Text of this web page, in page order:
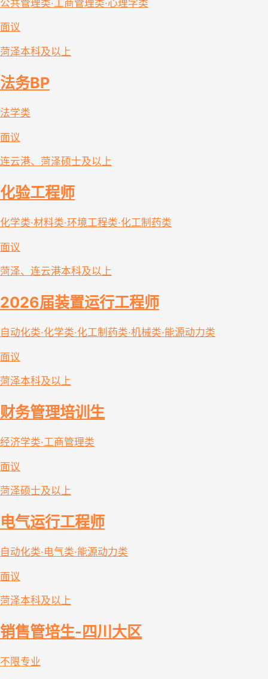
公共管理类·工商管理类·心理学类
面议
菏泽本科及以上
法务BP
法学类
面议
连云港、菏泽硕士及以上
化验工程师
化学类·材料类·环境工程类·化工制药类
面议
菏泽、连云港本科及以上
2026届装置运行工程师
自动化类·化学类·化工制药类·机械类·能源动力类
面议
菏泽本科及以上
财务管理培训生
经济学类·工商管理类
面议
菏泽硕士及以上
电气运行工程师
自动化类·电气类·能源动力类
面议
菏泽本科及以上
销售管培生-四川大区
不限专业